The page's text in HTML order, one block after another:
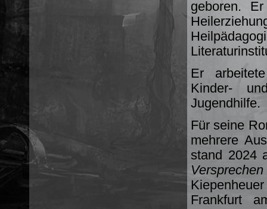
geboren.
Er
Kinder-
Jugendhilfe.
Für seine
mehrere
stand 2024
Frankfurt